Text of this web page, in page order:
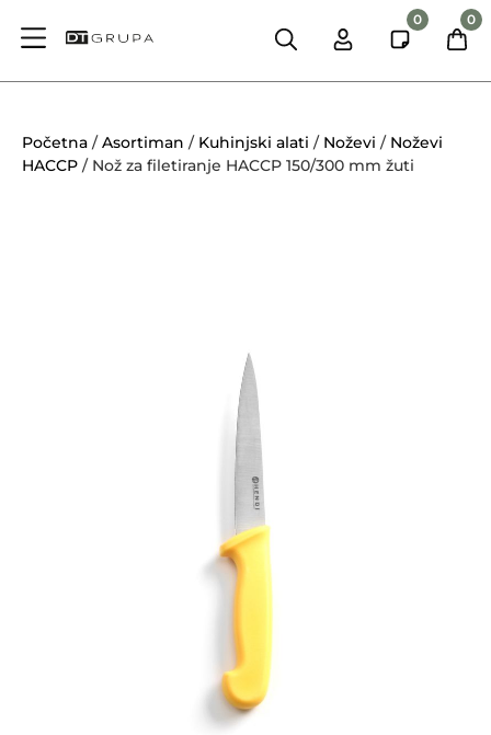
0 0
Početna /Asortiman / Kuhinjski alati / Noževi / Noževi
HACCP / Nož za filetiranje HACCP 150/300 mm žuti